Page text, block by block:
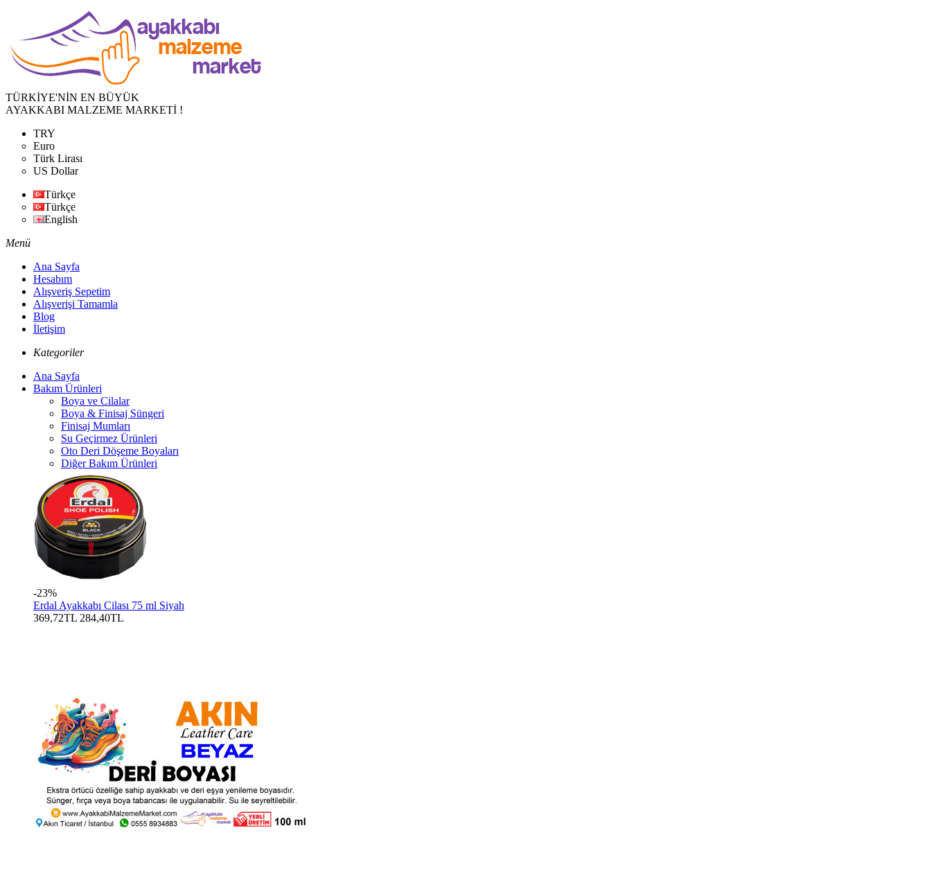
TÜRKİYE'NİN EN BÜYÜK
AYAKKABI MALZEME MARKETİ !
TRY
Euro
Türk Lirası
US Dollar
Türkçe
Türkçe
English
Menü
Ana Sayfa
Hesabım
Alışveriş Sepetim
Alışverişi Tamamla
Blog
İletişim
Kategoriler
Ana Sayfa
Bakım Ürünleri
Boya ve Cilalar
Boya & Finisaj Süngeri
Finisaj Mumları
Su Geçirmez Ürünleri
Oto Deri Döşeme Boyaları
Diğer Bakım Ürünleri
-23%
Erdal Ayakkabı Cilası 75 ml Siyah
369,72TL 284,40TL